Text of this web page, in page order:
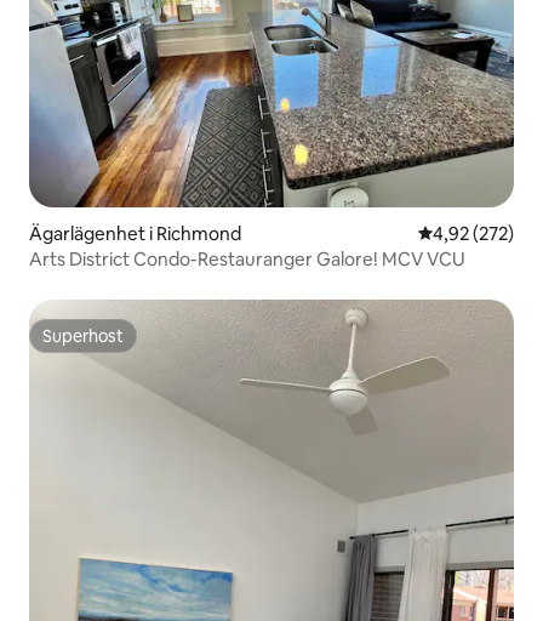
Ägarlägenhet i Richmond 4,92 av 5 i
4,92 (272)
Arts District Condo-Restauranger Galore! MCV VCU
Superhost
Superhost